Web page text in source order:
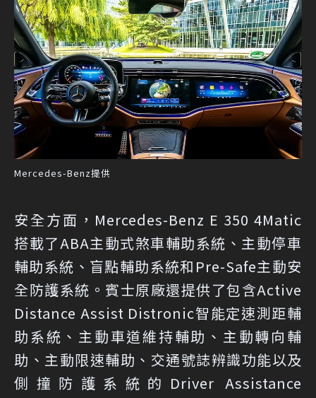
Mercedes-Benz提供
安全方面，Mercedes-Benz E 350 4Matic
搭載了ABA主動式煞車輔助系統、主動停車
輔助系統、盲點輔助系統和Pre-Safe主動安
全防護系統。賓士原廠還提供了包含Active
Distance Assist Distronic智能定速測距輔
助系統、主動車道維持輔助、主動轉向輔
助、主動限速輔助、交通號誌辨識功能以及
側撞防護系統的Driver Assistance